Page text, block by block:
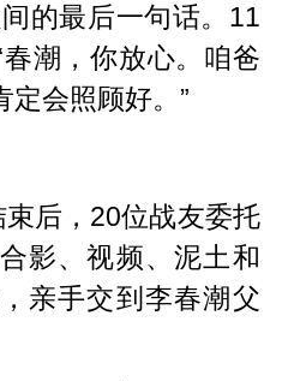
的最后一句话。11
潮，你放心。咱爸
定会照顾好。”
后，20位战友委托
影、视频、泥土和
亲手交到李春潮父